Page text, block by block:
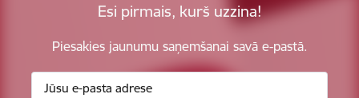
Esi pirmais, kurš uzzina!
Piesakies jaunumu saņemšanai savā e-pastā.